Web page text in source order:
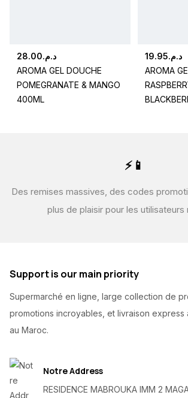
د.م.28.00
AROMA GEL DOUCHE
POMEGRANATE & MANGO
400ML
د.م.19.95
AROMA
⚡📱
Des remises massives, des codes
plus de plaisir pour les utilisateurs
Support is our main priority
Supermarché en ligne, large collection de
promotions incroyables, et livraison express
au Maroc.
Notre Address
RESIDENCE MABROUKA IMM 2